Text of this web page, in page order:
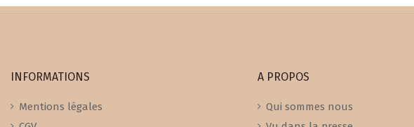
INFORMATIONS
Mentions légales
A PROPOS
Qui sommes nous